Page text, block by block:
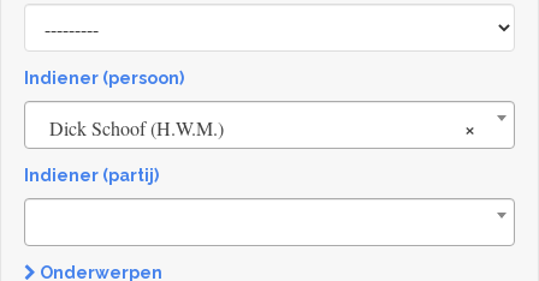
[invalid
name]
Indiener (persoon)
×
Dick Schoof (H.W.M.)
Indiener (partij)
Onderwerpen